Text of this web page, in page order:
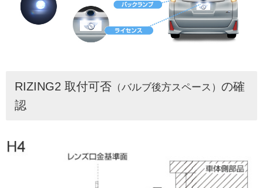
RIZING2 取付可否 （バルブ後方スペース） の確
認